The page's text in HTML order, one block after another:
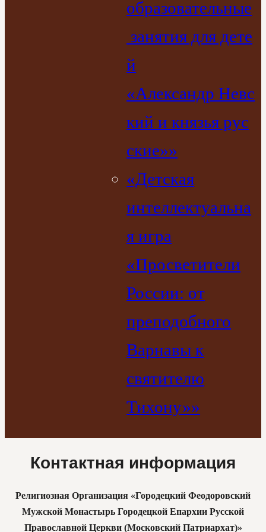
образовательные
занятия для дете
й
«Александр Невс
кий и князья рус
ские»»
«Детская
интеллектуальна
я игра
«Просветители
России: от
преподобного
Варнавы к
святителю
Тихону»»
Контактная информация
Религиозная Организация «Городецкий Феодоровский
Мужской Монастырь Городецкой Епархии Русской
Православной Церкви (Московский Патриархат)»